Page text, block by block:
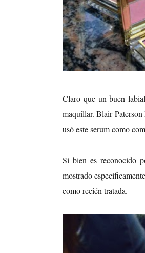
Claro que un buen
maquillar. Blair Paterson
usó este serum como
Si bien es reconocido
mostrado
como recién tratada.